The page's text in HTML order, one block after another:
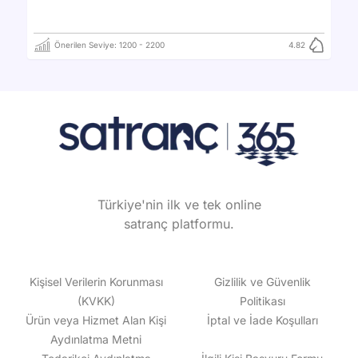
Önerilen Seviye: 1200 - 2200 4.82
Türkiye'nin ilk ve tek online
satranç platformu.
Kişisel Verilerin Korunması
(KVKK)
Gizlilik ve Güvenlik
Politikası
Ürün veya Hizmet Alan Kişi
Aydınlatma Metni
İptal ve İade Koşulları